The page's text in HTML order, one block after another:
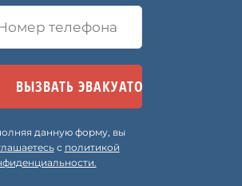
данную форму, вы
с политикой